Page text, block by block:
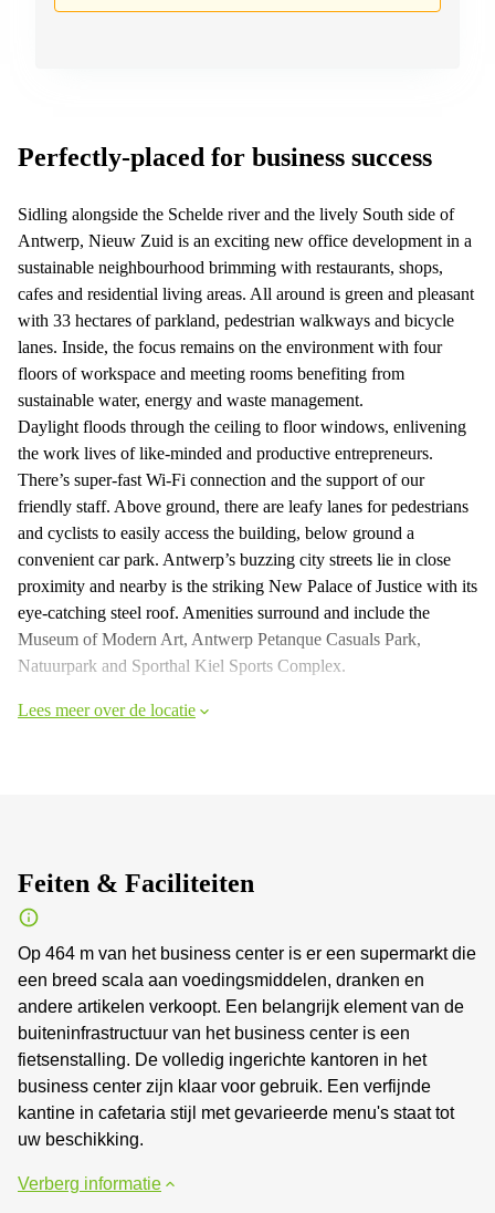
Perfectly-placed for business success
Sidling alongside the Schelde river and the lively South side of
Antwerp, Nieuw Zuid is an exciting new office development in a
sustainable neighbourhood brimming with restaurants, shops,
cafes and residential living areas. All around is green and pleasant
with 33 hectares of parkland, pedestrian walkways and bicycle
lanes. Inside, the focus remains on the environment with four
floors of workspace and meeting rooms benefiting from
sustainable water, energy and waste management.
Daylight floods through the ceiling to floor windows, enlivening
the work lives of like-minded and productive entrepreneurs.
There’s super-fast Wi-Fi connection and the support of our
friendly staff. Above ground, there are leafy lanes for pedestrians
and cyclists to easily access the building, below ground a
convenient car park. Antwerp’s buzzing city streets lie in close
proximity and nearby is the striking New Palace of Justice with its
eye-catching steel roof. Amenities surround and include the
Museum of Modern Art, Antwerp Petanque Casuals Park,
Natuurpark and Sporthal Kiel Sports Complex.
Lees meer over de locatie
Feiten & Faciliteiten
Op 464 m van het business center is er een supermarkt die
een breed scala aan voedingsmiddelen, dranken en
andere artikelen verkoopt. Een belangrijk element van de
buiteninfrastructuur van het business center is een
fietsenstalling. De volledig ingerichte kantoren in het
business center zijn klaar voor gebruik. Een verfijnde
kantine in cafetaria stijl met gevarieerde menu's staat tot
uw beschikking.
Verberg informatie